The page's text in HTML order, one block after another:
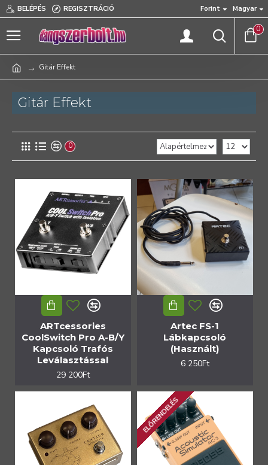
BELÉPÉS REGISZTRÁCIÓ Forint Magyar
0
Gitár Effekt
Gitár Effekt
0
ARTcessories
CoolSwitch Pro A-B/Y
Kapcsoló Trafós
Leválasztással
29 200Ft
Artec FS-1
Lábkapcsoló
(Használt)
6 250Ft
ELŐRENDELÉS